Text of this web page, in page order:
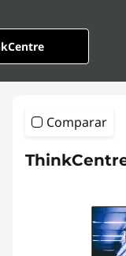
Comparar